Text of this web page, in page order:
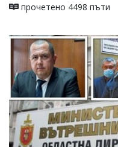
прочетено 4498 пъти